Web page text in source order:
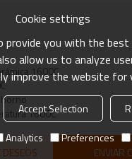
1600C
1600C
ENVIAR
Cookie settings
provide you with the best
allow us to analyze
improve the website for
Accept Selection
Analytics Preferences